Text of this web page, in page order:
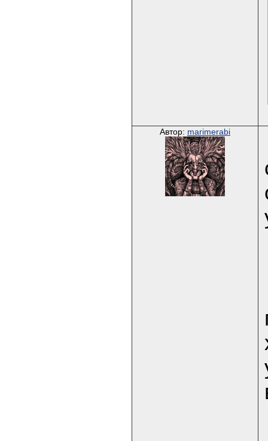
Автор: marimerabi